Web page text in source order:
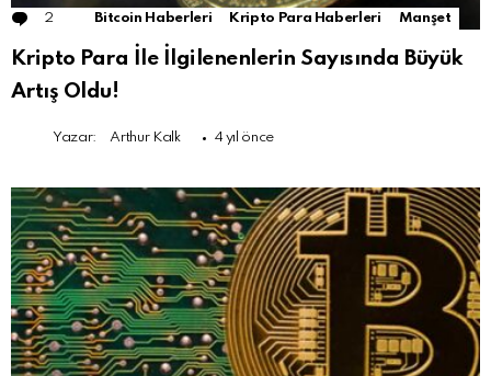
2 Comments
Bitcoin Haberleri Kripto Para Haberleri Manşet
Kripto Para İle İlgilenenlerin Sayısında Büyük
Artış Oldu!
Yazar: Arthur Kalk 4 yıl önce